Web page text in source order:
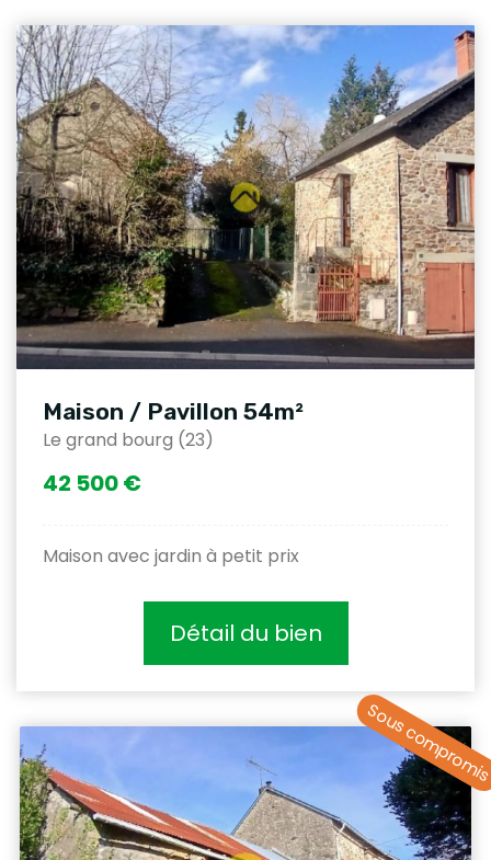
Maison / Pavillon 54m²
Le grand bourg (23)
42 500 €
Maison avec jardin à petit prix
Détail du bien
Sous